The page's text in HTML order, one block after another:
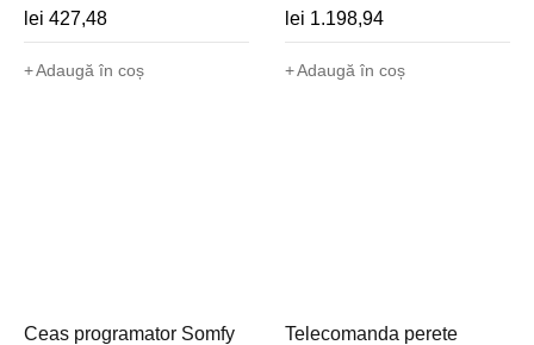
canal cu funcție soare -
1870435
lei 427,48
Adaugă în coș
canale cu programator -
1805215
lei 1.198,94
Adaugă în coș
Ceas programator Somfy
Telecomanda perete